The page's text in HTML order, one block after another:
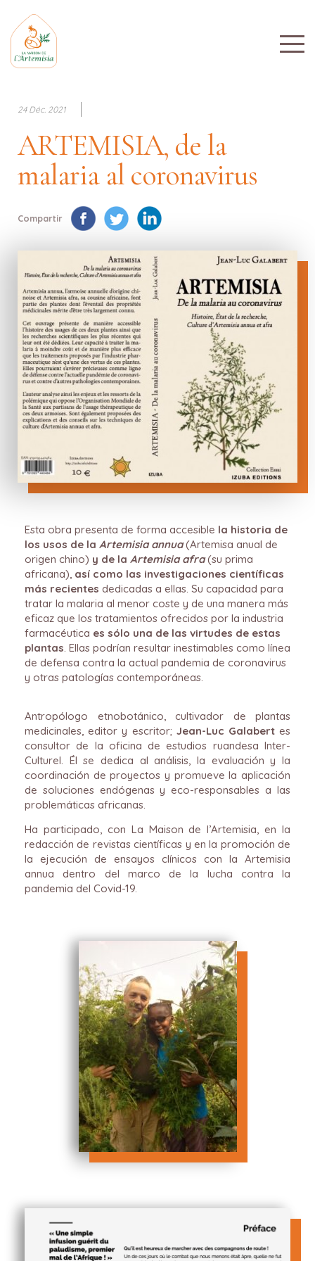
24 Déc. 2021
ARTEMISIA, de la
malaria al coronavirus
Compartir
Esta obra presenta de forma accesible la historia de
los usos de la Artemisia annua(Artemisa anual de
origen chino) y de la Artemisia afra(su prima
africana), así como las investigaciones científicas
más recientes dedicadas a ellas. Su capacidad para
tratar la malaria al menor coste y de una manera más
eficaz que los tratamientos ofrecidos por la industria
farmacéutica es sólo una de las virtudes de estas
plantas. Ellas podrían resultar inestimables como línea
de defensa contra la actual pandemia de coronavirus
y otras patologías contemporáneas.
Antropólogo etnobotánico, cultivador de plantas
medicinales, editor y escritor; Jean-Luc Galabertes
consultor de la oficina de estudios ruandesa Inter-
Culturel. Él se dedica al análisis, la evaluación y la
coordinación de proyectos y promueve la aplicación
de soluciones endógenas y eco-responsables a las
problemáticas africanas.
Ha participado, con La Maison de l’Artemisia, en la
redacción de revistas científicas y en la promoción de
la ejecución de ensayos clínicos con la Artemisia
annua dentro del marco de la lucha contra la
pandemia del Covid-19.